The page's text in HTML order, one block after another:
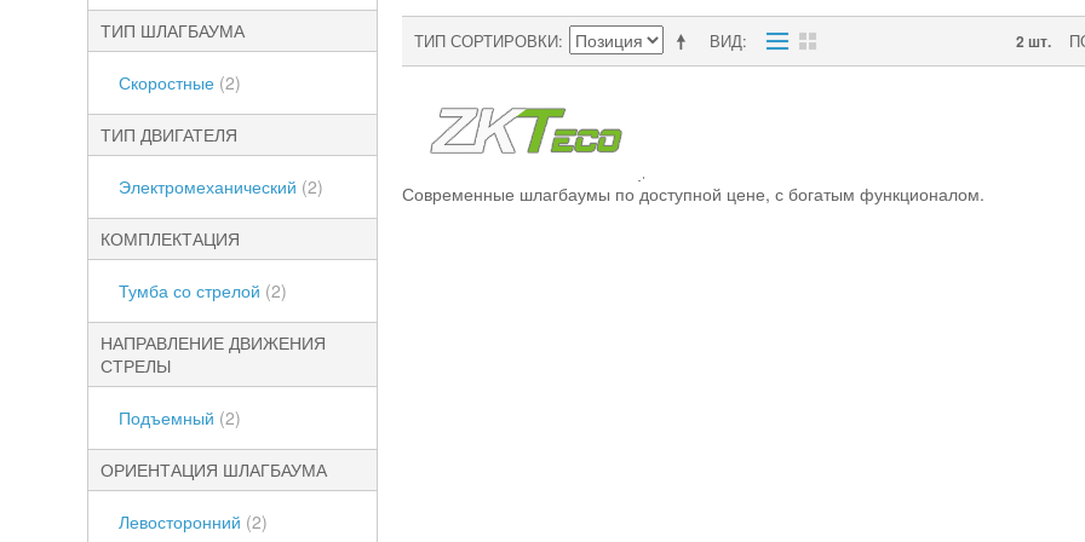
ТИП ШЛАГБАУМА
Скоростные (2)
ТИП ДВИГАТЕЛЯ
Электромеханический (2)
КОМПЛЕКТАЦИЯ
Тумба со стрелой (2)
НАПРАВЛЕНИЕ ДВИЖЕНИЯ
СТРЕЛЫ
Подъемный (2)
ОРИЕНТАЦИЯ ШЛАГБАУМА
Левосторонний (2)
ВИД
ТИП СОРТИРОВКИ 2 шт.
Современные шлагбаумы по доступной цене, с богатым функционалом.